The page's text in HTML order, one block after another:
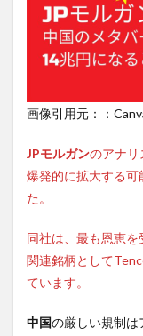
画像引用元：：
JPモルガンのアナリ
爆発的に拡大する可
た。
同社は、最も恩恵を
関連銘柄として
ています。
中国の厳しい規制は